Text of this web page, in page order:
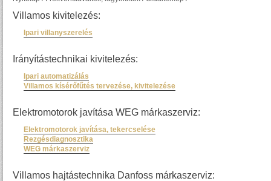
Villamos kivitelezés:
Ipari villanyszerelés
Irányítástechnikai kivitelezés:
Ipari automatizálás
Villamos kísérőfűtés tervezése, kivitelezése
Elektromotorok javítása WEG márkaszerviz:
Elektromotorok javítása, tekercselése
Rezgésdiagnosztika
WEG márkaszerviz
Villamos hajtástechnika Danfoss márkaszerviz: